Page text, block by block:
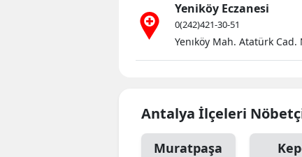
Yeniköy Eczanesi
0(242)421-30-51
Yenıköy Mah. Atatürk
Antalya İlçeleri
Muratpaşa